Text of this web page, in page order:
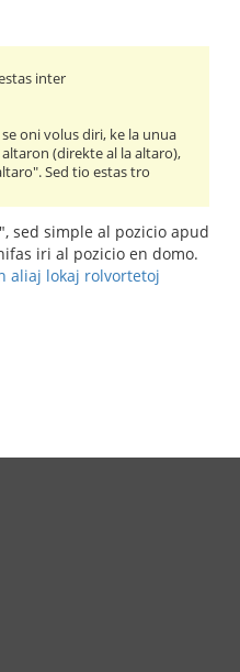
inter
oni volus diri, ke la unua
(direkte al la altaro),
Sed tio estas tro
sed simple al pozicio apud
iri al pozicio en domo.
aliaj lokaj rolvortetoj